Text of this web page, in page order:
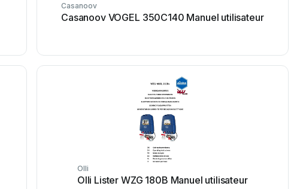
Casanoov
Casanoov VOGEL 350C140 Manuel utilisateur
Olli
Olli Lister WZG 180B Manuel utilisateur